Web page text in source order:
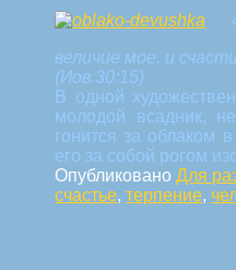
величие мое, и
(Иов.30:15)
В одной
молодой всадник,
гонится за облаком
его за собой рогом
ОпубликованоДля
счастье,терпение,